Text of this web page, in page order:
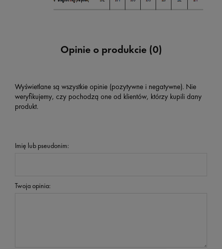
Opinie o produkcie (0)
Wyświetlane są wszystkie opinie (pozytywne i negatywne). Nie
weryfikujemy, czy pochodzą one od klientów, którzy kupili dany
produkt.
Imię lub pseudonim:
Twoja opinia: